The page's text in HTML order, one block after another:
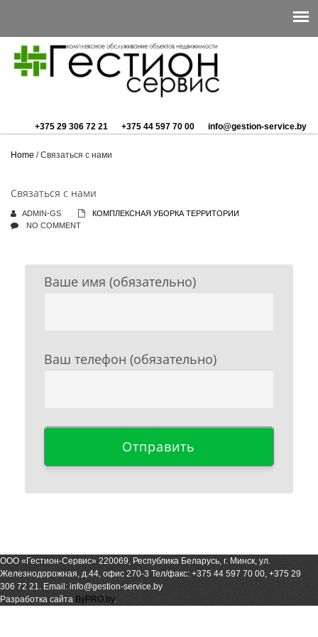
+375 29 306 72 21 +375 44 597 70 00 info@gestion-service.by
Home / Связаться с нами
Связаться с нами
ADMIN-GS
КОМПЛЕКСНАЯ УБОРКА ТЕРРИТОРИИ
NO COMMENT
Ваше имя (обязательно)
Ваш телефон (обязательно)
ООО «Гестион-Сервис» 220069, Республика Беларусь, г. Минск, ул.
Железнодорожная, д.44, офис 270-3 Тел/факс:+375 44 597 70 00, +375 29
306 72 21. Email: info@gestion-service.by
Разработка сайта ByPRO.by.